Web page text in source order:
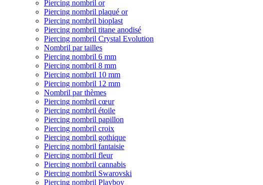
Piercing nombril or
Piercing nombril plaqué or
Piercing nombril bioplast
Piercing nombril titane anodisé
Piercing nombril Crystal Evolution
Nombril par tailles
Piercing nombril 6 mm
Piercing nombril 8 mm
Piercing nombril 10 mm
Piercing nombril 12 mm
Nombril par thèmes
Piercing nombril cœur
Piercing nombril étoile
Piercing nombril papillon
Piercing nombril croix
Piercing nombril gothique
Piercing nombril fantaisie
Piercing nombril fleur
Piercing nombril cannabis
Piercing nombril Swarovski
Piercing nombril Playboy